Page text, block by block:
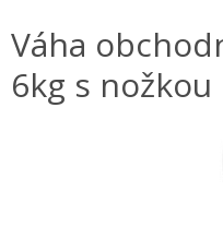
Váha
6kg s nožkou